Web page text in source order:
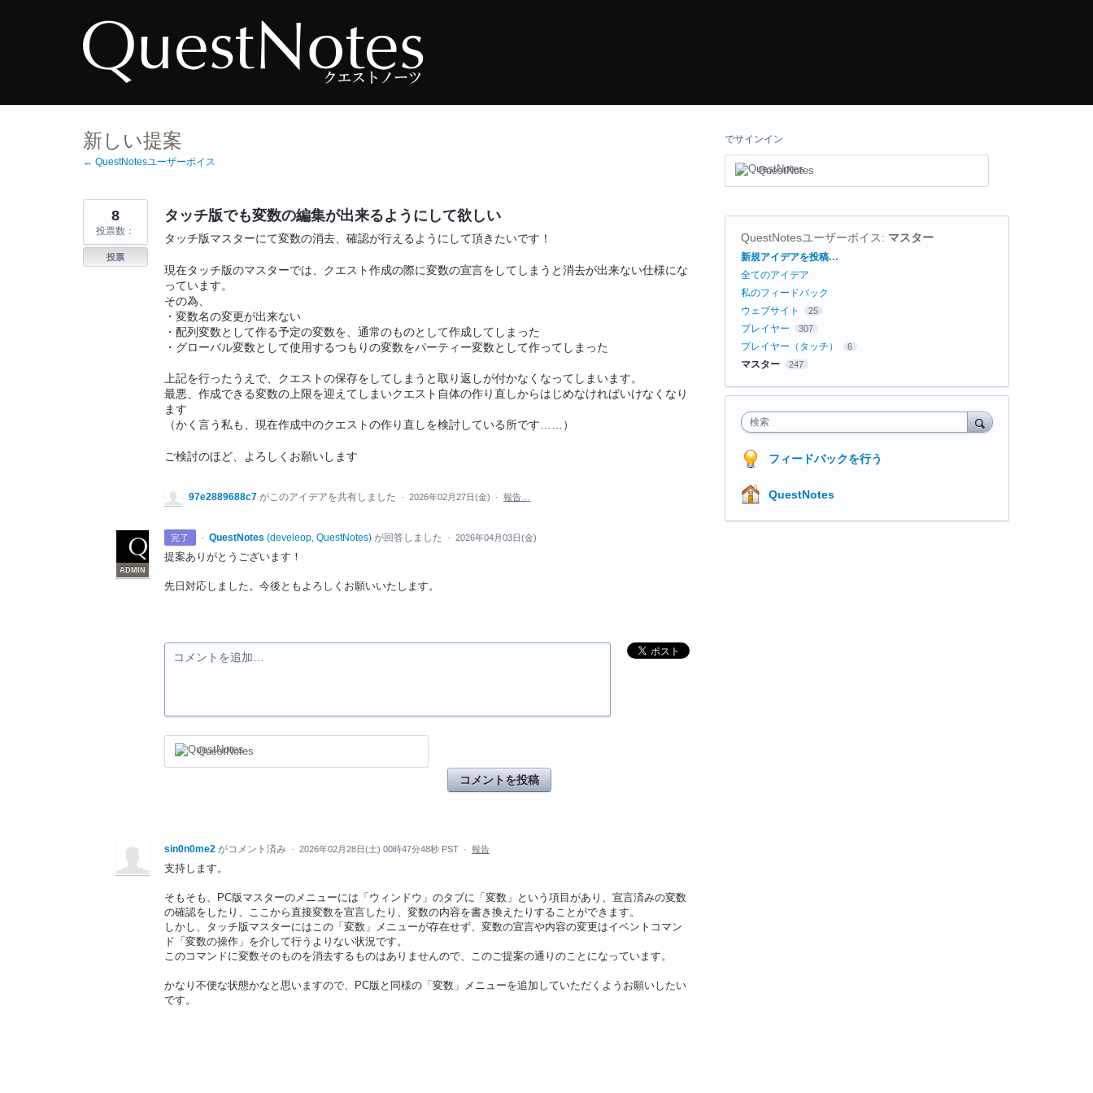
ッ
新しい提案
← QuestNotesユーザーボイス
タッチ版でも変数の編集が出来るようにして欲しい
タッチ版マスターにて変数の消去、確認が行えるようにして頂きたいです！
現在タッチ版のマスターでは、クエスト作成の際に変数の宣言をしてしまうと消去が出来ない仕様にな
っています。
その為、
・変数名の変更が出来ない
・配列変数として作る予定の変数を、通常のものとして作成してしまった
・グローバル変数として使用するつもりの変数をパーティー変数として作ってしまった
上記を行ったうえで、クエストの保存をしてしまうと取り返しが付かなくなってしまいます。
最悪、作成できる変数の上限を迎えてしまいクエスト自体の作り直しからはじめなければいけなくなり
ます
（かく言う私も、現在作成中のクエストの作り直しを検討している所です……）
ご検討のほど、よろしくお願いします
8
投票数：
投票
97e2889688c7 がこのアイデアを共有しました · 2026年02月27日(金) · 報告…
完了 ·
ADMIN
QuestNotes (develeop, QuestNotes)が回答しました · 2026年04月03日(金)
提案ありがとうございます！
先日対応しました。今後ともよろしくお願いいたします。
コメントを追加…
QuestNotes
コメントを投稿
sin0n0me2 がコメント済み · 2026年02月28日(土) 00時47分48秒 PST · 報告
支持します。
そもそも、PC版マスターのメニューには「ウィンドウ」のタブに「変数」という項目があり、宣言済みの変数
の確認をしたり、ここから直接変数を宣言したり、変数の内容を書き換えたりすることができます。
しかし、タッチ版マスターにはこの「変数」メニューが存在せず、変数の宣言や内容の変更はイベントコマン
ド「変数の操作」を介して行うよりない状況です。
このコマンドに変数そのものを消去するものはありませんので、このご提案の通りのことになっています。
かなり不便な状態かなと思いますので、PC版と同様の「変数」メニューを追加していただくようお願いしたい
です。
でサインイン
QuestNotes
QuestNotesユーザーボイス: マスター
カ
テ
ゴ
新規アイデアを投稿…
全てのアイデア
私のフィードバック
ウェブサイト
25
プレイヤー 307
プレイヤー（タッチ） 6
マスター 247
検索
フィードバックを行う
QuestNotes